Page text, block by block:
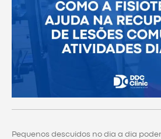
Pequenos descuidos no dia a dia